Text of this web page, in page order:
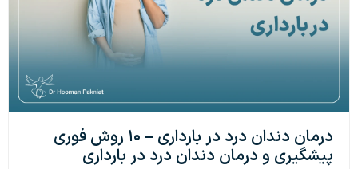
درمان دندان درد در بارداری – ۱۰ روش فوری
پیشگیری و درمان دندان درد در بارداری